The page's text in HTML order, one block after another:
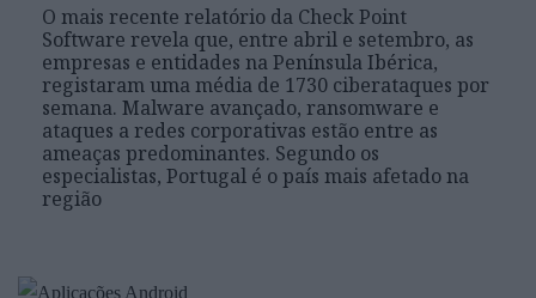
O mais recente relatório da Check Point
Software revela que, entre abril e setembro, as
empresas e entidades na Península Ibérica,
registaram uma média de 1730 ciberataques por
semana. Malware avançado, ransomware e
ataques a redes corporativas estão entre as
ameaças predominantes. Segundo os
especialistas, Portugal é o país mais afetado na
região